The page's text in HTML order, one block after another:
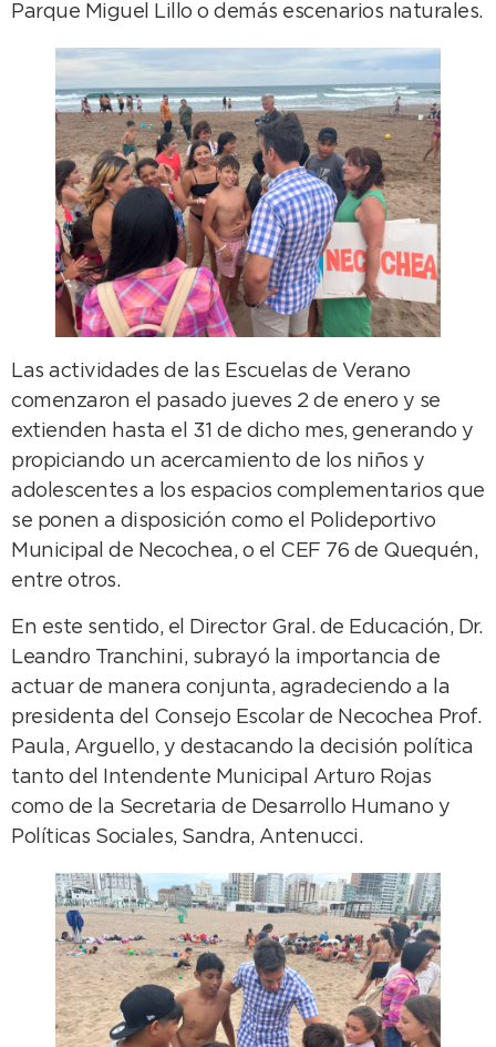
Parque Miguel Lillo o demás escenarios naturales.
Las actividades de las Escuelas de Verano
comenzaron el pasado jueves 2 de enero y se
extienden hasta el 31 de dicho mes, generando y
propiciando un acercamiento de los niños y
adolescentes a los espacios complementarios que
se ponen a disposición como el Polideportivo
Municipal de Necochea, o el CEF 76 de Quequén,
entre otros.
En este sentido, el Director Gral. de Educación, Dr.
Leandro Tranchini, subrayó la importancia de
actuar de manera conjunta, agradeciendo a la
presidenta del Consejo Escolar de Necochea Prof.
Paula, Arguello, y destacando la decisión política
tanto del Intendente Municipal Arturo Rojas
como de la Secretaria de Desarrollo Humano y
Políticas Sociales, Sandra, Antenucci.